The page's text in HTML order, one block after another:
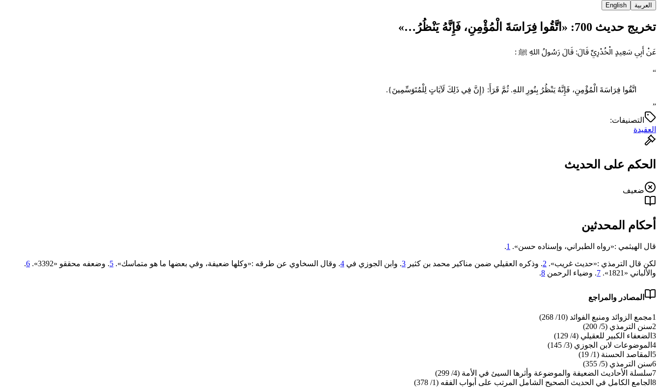
العربية English
تخريج حديث 700: «‌اتَّقُوا ‌فِرَاسَةَ ‌الْمُؤْمِنِ، فَإِنَّهُ يَنْظُرُ…»
عَنْ أَبِي سَعِيدٍ الْخُدْرِيِّ قَالَ: قَالَ رَسُولُ اللهِ ﷺ :
“
‌اتَّقُوا ‌فِرَاسَةَ ‌الْمُؤْمِنِ، فَإِنَّهُ يَنْظُرُ بِنُورِ اللهِ. ثُمَّ قَرَأَ: {إِنَّ فِي ذَلِكَ لَآيَاتٍ لِلْمُتَوَسِّمِينَ}.
”
التصنيفات:
العقيدة
الحكم على الحديث
ضعيف
أحكام المحدثين
قال الهيثمي :«رواه الطبراني، وإسناده حسن». 1
.
لكن قال الترمذي :«حديث غريب». 2. وذكره العقيلي ضمن مناكير محمد بن كثير 3. وابن الجوزي في 4. وقال السخاوي عن طرقه :«وكلها ضعيفة، وفي بعضها ما هو متماسك». 5. وضعفه محققو «3392». 6
.
والألباني «‌‌1821».
7. وضياء الرحمن 8
.
المصادر والمراجع
1مجمع الزوائد ومنبع الفوائد (10/ 268)
2سنن الترمذي (5/ 200)
3 الضعفاء الكبير للعقيلي (4/ 129)
4 الموضوعات لابن الجوزي (3/ 145)
5 المقاصد الحسنة (1/ 19)
6سنن الترمذي (5/ 355)
7سلسلة الأحاديث الضعيفة والموضوعة وأثرها السيئ في الأمة (4/ 299)
8 الجامع الكامل في الحديث الصحيح الشامل المرتب على أبواب الفقه (1/ 378)